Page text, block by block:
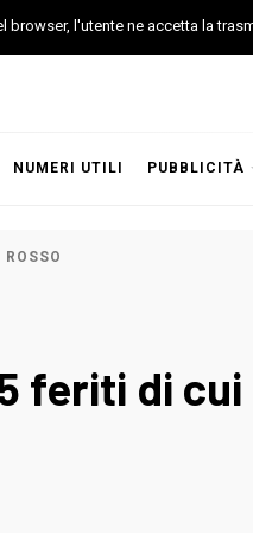
NUMERI UTILI PUBBLICITÀ
feriti di cui
l'utente ne accetta la